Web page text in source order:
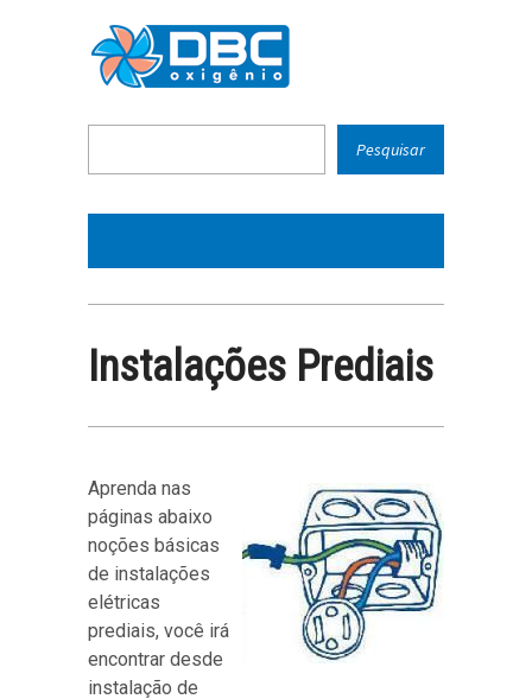
Instalações Prediais
Aprenda nas
páginas abaixo
noções básicas
de instalações
elétricas
prediais, você irá
encontrar desde
instalação de